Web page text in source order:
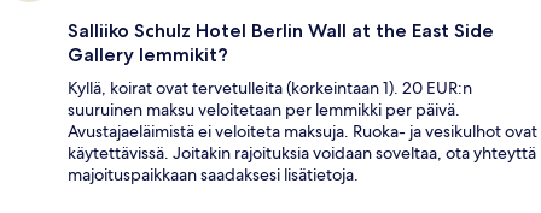
Salliiko Schulz Hotel Berlin Wall at the East Side
Gallery lemmikit?
Kyllä, koirat ovat tervetulleita (korkeintaan 1). 20 EUR:n
suuruinen maksu veloitetaan per lemmikki per päivä.
Avustajaeläimistä ei veloiteta maksuja. Ruoka- ja vesikulhot ovat
käytettävissä. Joitakin rajoituksia voidaan soveltaa, ota yhteyttä
majoituspaikkaan saadaksesi lisätietoja.